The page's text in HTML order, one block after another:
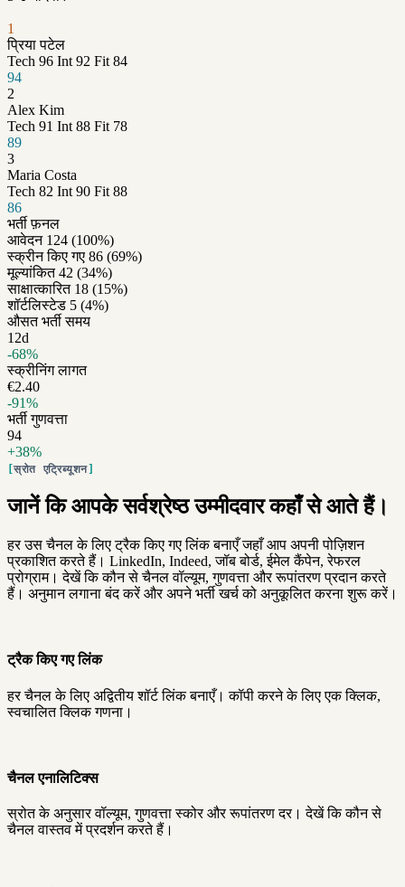
1
प्रिया पटेल
Tech 96 Int 92 Fit 84
94
2
Alex Kim
Tech 91 Int 88 Fit 78
89
3
Maria Costa
Tech 82 Int 90 Fit 88
86
भर्ती फ़नल
आवेदन 124 (100%)
स्क्रीन किए गए 86 (69%)
मूल्यांकित 42 (34%)
साक्षात्कारित 18 (15%)
शॉर्टलिस्टेड 5 (4%)
औसत भर्ती समय
12d
-68%
स्क्रीनिंग लागत
€2.40
-91%
भर्ती गुणवत्ता
94
+38%
स्रोत एट्रिब्यूशन
जानें कि आपके सर्वश्रेष्ठ उम्मीदवार कहाँ से आते हैं।
हर उस चैनल के लिए ट्रैक किए गए लिंक बनाएँ जहाँ आप अपनी पोज़िशन
प्रकाशित करते हैं। LinkedIn, Indeed, जॉब बोर्ड, ईमेल कैंपेन, रेफरल
प्रोग्राम। देखें कि कौन से चैनल वॉल्यूम, गुणवत्ता और रूपांतरण प्रदान करते
हैं। अनुमान लगाना बंद करें और अपने भर्ती खर्च को अनुकूलित करना शुरू करें।
ट्रैक किए गए लिंक
हर चैनल के लिए अद्वितीय शॉर्ट लिंक बनाएँ। कॉपी करने के लिए एक क्लिक,
स्वचालित क्लिक गणना।
चैनल एनालिटिक्स
स्रोत के अनुसार वॉल्यूम, गुणवत्ता स्कोर और रूपांतरण दर। देखें कि कौन से
चैनल वास्तव में प्रदर्शन करते हैं।